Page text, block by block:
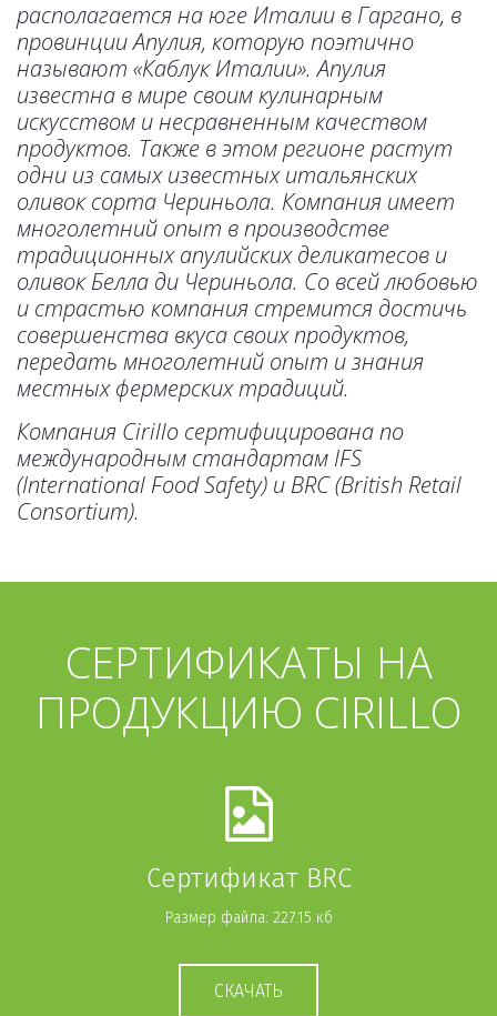
располагается на юге Италии в Гаргано, в
провинции Апулия, которую поэтично
называют «Каблук Италии». Апулия
известна в мире своим кулинарным
искусством и несравненным качеством
продуктов. Также в этом регионе растут
одни из самых известных итальянских
оливок сорта Чериньола. Компания имеет
многолетний опыт в производстве
традиционных апулийских деликатесов и
оливок Белла ди Чериньола. Со всей любовью
и страстью компания стремится достичь
совершенства вкуса своих продуктов,
передать многолетний опыт и знания
местных фермерских традиций.
Компания Cirillo сертифицирована по
международным стандартам IFS
(International Food Safety) и BRC (British Retail
Consortium).
СЕРТИФИКАТЫ НА
ПРОДУКЦИЮ CIRILLO
Сертификат BRC
Размер файла: 227.15 кб
СКАЧАТЬ